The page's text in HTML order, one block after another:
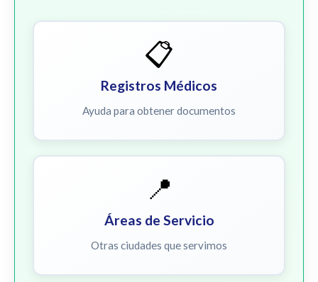
📋
Registros Médicos
Ayuda para obtener documentos
📍
Áreas de Servicio
Otras ciudades que servimos